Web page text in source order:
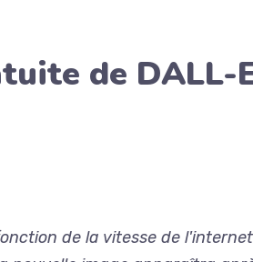
de DALL-
de la vitesse de